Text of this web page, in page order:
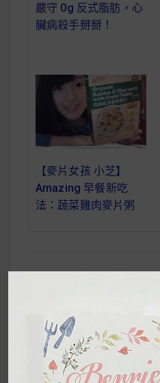
嚴守 0g 反式脂肪，心
臟病殺手掰掰！
【麥片女孩 小芝】
Amazing 早餐新吃
法：蔬菜雞肉麥片粥
盒開箱（第三代早餐
盒）